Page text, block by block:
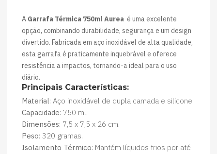
A Garrafa Térmica 750ml Aurea é uma excelente
opção, combinando durabilidade, segurança e um design
divertido. Fabricada em aço inoxidável de alta qualidade,
esta garrafa é praticamente inquebrável e oferece
resistência a impactos, tornando-a ideal para o uso
diário.
Principais Características:
Material: Aço inoxidável de dupla camada e silicone.
Capacidade: 750 ml.
Dimensões: 7,5 x 7,5 x 26 cm.
Peso: 320 gramas.
Isolamento Térmico: Mantém líquidos frios por até